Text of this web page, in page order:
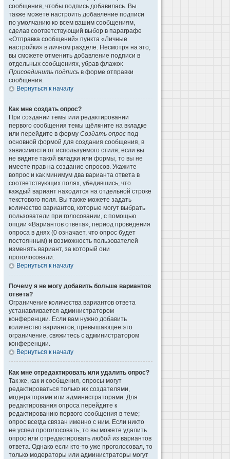
сообщения, чтобы подпись добавилась. Вы
также можете настроить добавление подписи
по умолчанию ко всем вашим сообщениям,
сделав соответствующий выбор в параграфе
«Отправка сообщений» пункта «Личные
настройки» в личном разделе. Несмотря на это,
вы сможете отменить добавление подписи в
отдельных сообщениях, убрав флажок
Присоединить подпись в форме отправки
сообщения.
Вернуться к началу
Как мне создать опрос?
При создании темы или редактировании
первого сообщения темы щёлкните на вкладке
или перейдите в форму Создать опрос под
основной формой для создания сообщения, в
зависимости от используемого стиля; если вы
не видите такой вкладки или формы, то вы не
имеете прав на создание опросов. Укажите
вопрос и как минимум два варианта ответа в
соответствующих полях, убедившись, что
каждый вариант находится на отдельной строке
текстового поля. Вы также можете задать
количество вариантов, которые могут выбрать
пользователи при голосовании, с помощью
опции «Вариантов ответа», период проведения
опроса в днях (0 означает, что опрос будет
постоянным) и возможность пользователей
изменять вариант, за который они
проголосовали.
Вернуться к началу
Почему я не могу добавить больше вариантов
ответа?
Ограничение количества вариантов ответа
устанавливается администратором
конференции. Если вам нужно добавить
количество вариантов, превышающее это
ограничение, свяжитесь с администратором
конференции.
Вернуться к началу
Как мне отредактировать или удалить опрос?
Так же, как и сообщения, опросы могут
редактироваться только их создателями,
модераторами или администраторами. Для
редактирования опроса перейдите к
редактированию первого сообщения в теме;
опрос всегда связан именно с ним. Если никто
не успел проголосовать, то вы можете удалить
опрос или отредактировать любой из вариантов
ответа. Однако если кто-то уже проголосовал, то
только модераторы или администраторы могут